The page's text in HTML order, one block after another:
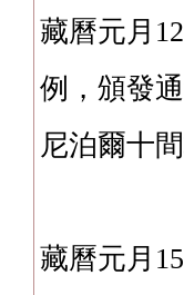
藏曆元月
例，頒發
尼泊爾十
藏曆元月